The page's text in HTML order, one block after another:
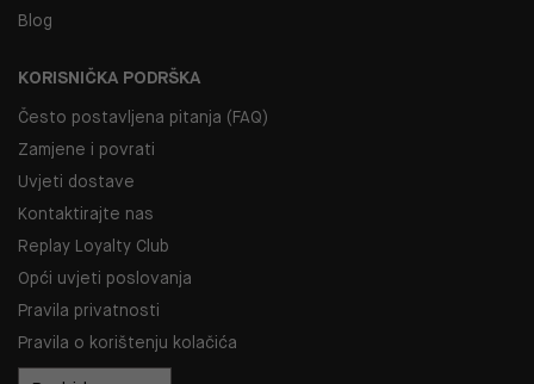
Blog
KORISNIČKA PODRŠKA
Često postavljena pitanja (FAQ)
Zamjene i povrati
Uvjeti dostave
Kontaktirajte nas
Replay Loyalty Club
Opći uvjeti poslovanja
Pravila privatnosti
Pravila o korištenju kolačića